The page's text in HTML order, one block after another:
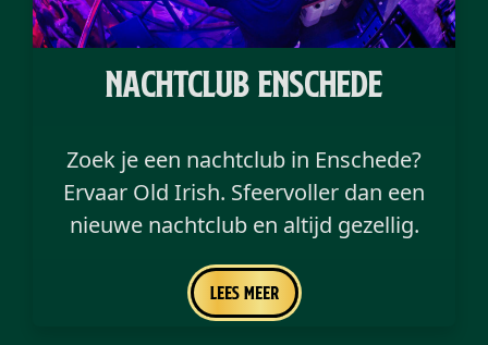
nachtclub enschede
Zoek je een nachtclub in Enschede?
Ervaar Old Irish. Sfeervoller dan een
nieuwe nachtclub en altijd gezellig.
Lees meer